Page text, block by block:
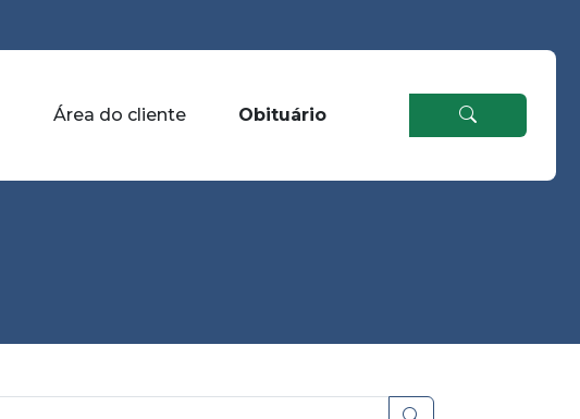
Área do cliente Obituário